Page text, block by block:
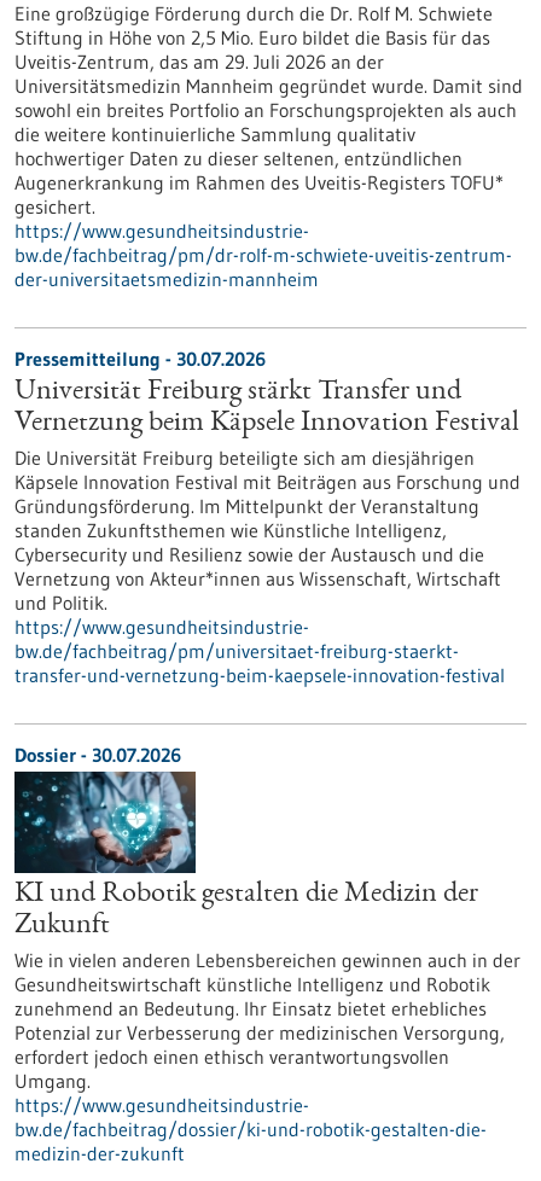
Eine großzügige Förderung durch die Dr. Rolf M. Schwiete
Stiftung in Höhe von 2,5 Mio. Euro bildet die Basis für das
Uveitis-Zentrum, das am 29. Juli 2026 an der
Universitätsmedizin Mannheim gegründet wurde. Damit sind
sowohl ein breites Portfolio an Forschungsprojekten als auch
die weitere kontinuierliche Sammlung qualitativ
hochwertiger Daten zu dieser seltenen, entzündlichen
Augenerkrankung im Rahmen des Uveitis-Registers TOFU*
gesichert.
https://www.gesundheitsindustrie-
bw.de/fachbeitrag/pm/dr-rolf-m-schwiete-uveitis-zentrum-
der-universitaetsmedizin-mannheim
Pressemitteilung - 30.07.2026
Universität Freiburg stärkt Transfer und
Vernetzung beim Käpsele Innovation Festival
Die Universität Freiburg beteiligte sich am diesjährigen
Käpsele Innovation Festival mit Beiträgen aus Forschung und
Gründungsförderung. Im Mittelpunkt der Veranstaltung
standen Zukunftsthemen wie Künstliche Intelligenz,
Cybersecurity und Resilienz sowie der Austausch und die
Vernetzung von Akteur*innen aus Wissenschaft, Wirtschaft
und Politik.
https://www.gesundheitsindustrie-
bw.de/fachbeitrag/pm/universitaet-freiburg-staerkt-
transfer-und-vernetzung-beim-kaepsele-innovation-festival
Dossier - 30.07.2026
KI und Robotik gestalten die Medizin der
Zukunft
Wie in vielen anderen Lebensbereichen gewinnen auch in der
Gesundheitswirtschaft künstliche Intelligenz und Robotik
zunehmend an Bedeutung. Ihr Einsatz bietet erhebliches
Potenzial zur Verbesserung der medizinischen Versorgung,
erfordert jedoch einen ethisch verantwortungsvollen
Umgang.
https://www.gesundheitsindustrie-
bw.de/fachbeitrag/dossier/ki-und-robotik-gestalten-die-
medizin-der-zukunft